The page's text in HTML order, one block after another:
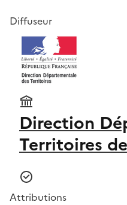
Diffuseur
Direction
Territoires
Attributions